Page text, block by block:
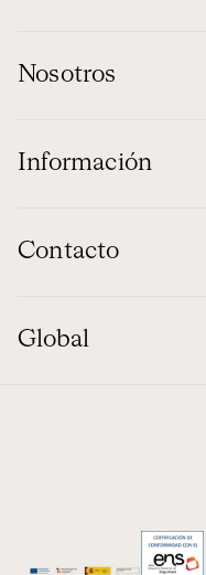
Nosotros
Información
Contacto
Global